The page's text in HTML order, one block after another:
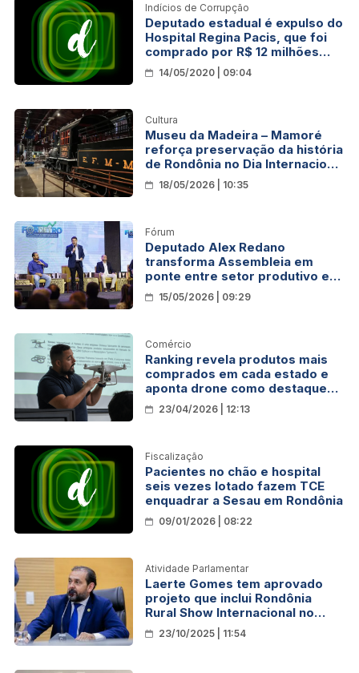
Indícios de Corrupção
Deputado estadual é expulso do
Hospital Regina Pacis, que foi
comprado por R$ 12 milhões
pelo Governo de Rondônia
14/05/2020 | 09:04
Cultura
Museu da Madeira – Mamoré
reforça preservação da história
de Rondônia no Dia Internacional
dos Museus
18/05/2026 | 10:35
Fórum
Deputado Alex Redano
transforma Assembleia em
ponte entre setor produtivo e
economia de Rondônia
15/05/2026 | 09:29
Comércio
Ranking revela produtos mais
comprados em cada estado e
aponta drone como destaque
em Rondônia
23/04/2026 | 12:13
Fiscalização
Pacientes no chão e hospital
seis vezes lotado fazem TCE
enquadrar a Sesau em Rondônia
09/01/2026 | 08:22
Atividade Parlamentar
Laerte Gomes tem aprovado
projeto que inclui Rondônia
Rural Show Internacional no
calendário oficial do Estado
23/10/2025 | 11:54